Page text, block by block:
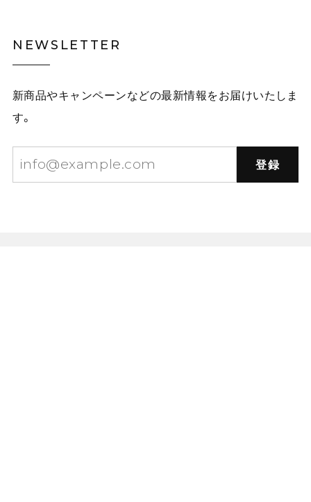
NEWSLETTER
新商品やキャンペーンなどの最新情報をお届けいたしま
す。
登録